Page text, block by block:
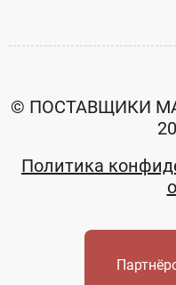
© ПОСТАВЩИКИ
Политика